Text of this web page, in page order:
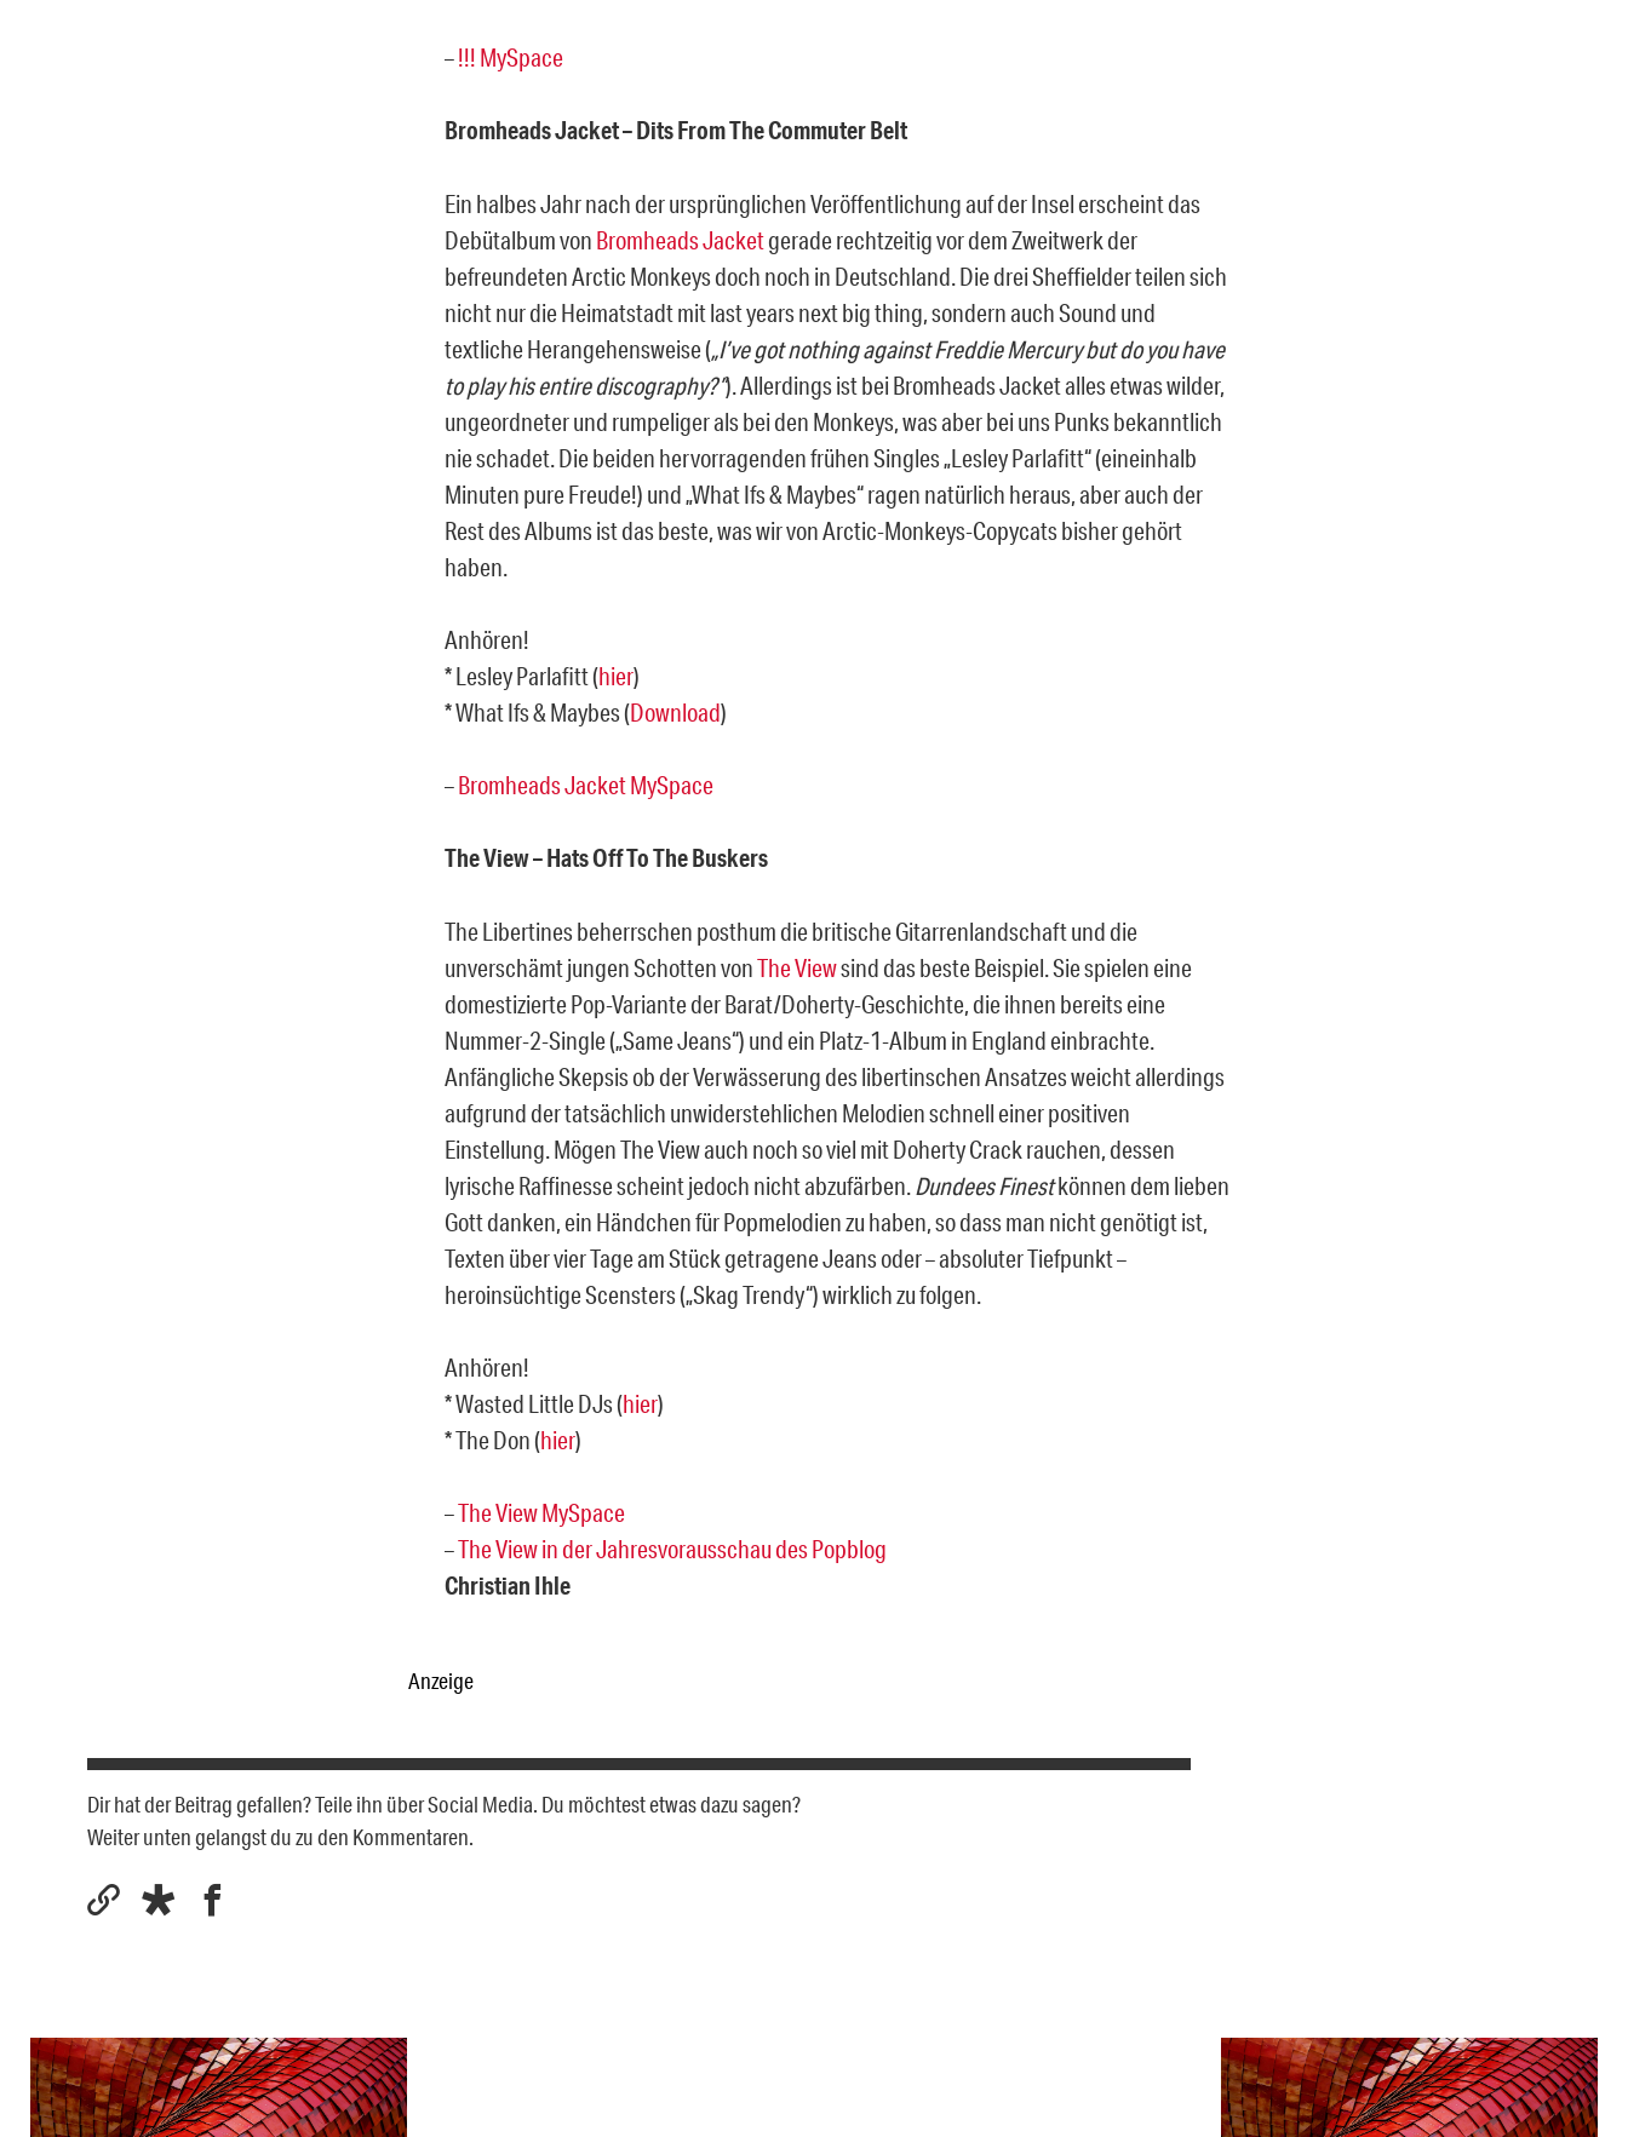
–!!! MySpace
Bromheads Jacket – Dits From The Commuter Belt
Ein halbes Jahr nach der ursprünglichen Veröffentlichung auf der Insel erscheint das
Debütalbum von Bromheads Jacketgerade rechtzeitig vor dem Zweitwerk der
befreundeten Arctic Monkeys doch noch in Deutschland. Die drei Sheffielder teilen sich
nicht nur die Heimatstadt mit last years next big thing, sondern auch Sound und
textliche Herangehensweise („I’ve got nothing against Freddie Mercury but do you have
to play his entire discography?”). Allerdings ist bei Bromheads Jacket alles etwas wilder,
ungeordneter und rumpeliger als bei den Monkeys, was aber bei uns Punks bekanntlich
nie schadet. Die beiden hervorragenden frühen Singles „Lesley Parlafitt“ (eineinhalb
Minuten pure Freude!) und „What Ifs & Maybes“ ragen natürlich heraus, aber auch der
Rest des Albums ist das beste, was wir von Arctic-Monkeys-Copycats bisher gehört
haben.
Anhören!
* Lesley Parlafitt (hier)
* What Ifs & Maybes (Download)
–Bromheads Jacket MySpace
The View – Hats Off To The Buskers
The Libertines beherrschen posthum die britische Gitarrenlandschaft und die
unverschämt jungen Schotten vonThe Viewsind das beste Beispiel. Sie spielen eine
domestizierte Pop-Variante der Barat/Doherty-Geschichte, die ihnen bereits eine
Nummer-2-Single („Same Jeans“) und ein Platz-1-Album in England einbrachte.
Anfängliche Skepsis ob der Verwässerung des libertinschen Ansatzes weicht allerdings
aufgrund der tatsächlich unwiderstehlichen Melodien schnell einer positiven
Einstellung. Mögen The View auch noch so viel mit Doherty Crack rauchen, dessen
lyrische Raffinesse scheint jedoch nicht abzufärben.Dundees Finestkönnen dem lieben
Gott danken, ein Händchen für Popmelodien zu haben, so dass man nicht genötigt ist,
Texten über vier Tage am Stück getragene Jeans oder – absoluter Tiefpunkt –
heroinsüchtige Scensters („Skag Trendy“) wirklich zu folgen.
Anhören!
* Wasted Little DJs (hier)
* The Don (hier)
–The View MySpace
–The View in der Jahresvorausschau des Popblog
Christian Ihle
Anzeige
Dir hat der Beitrag gefallen? Teile ihn über Social Media. Du möchtest etwas dazu sagen?
Weiter unten gelangst du zu den Kommentaren.